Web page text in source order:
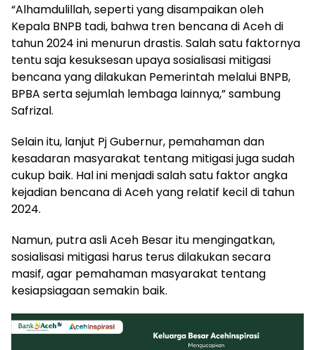
“Alhamdulillah, seperti yang disampaikan oleh
Kepala BNPB tadi, bahwa tren bencana di Aceh di
tahun 2024 ini menurun drastis. Salah satu faktornya
tentu saja kesuksesan upaya sosialisasi mitigasi
bencana yang dilakukan Pemerintah melalui BNPB,
BPBA serta sejumlah lembaga lainnya,” sambung
Safrizal.
Selain itu, lanjut Pj Gubernur, pemahaman dan
kesadaran masyarakat tentang mitigasi juga sudah
cukup baik. Hal ini menjadi salah satu faktor angka
kejadian bencana di Aceh yang relatif kecil di tahun
2024.
Namun, putra asli Aceh Besar itu mengingatkan,
sosialisasi mitigasi harus terus dilakukan secara
masif, agar pemahaman masyarakat tentang
kesiapsiagaan semakin baik.